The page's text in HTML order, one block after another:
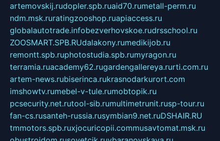
artemovskij.rudopler.spb.ruaid70.rumetall-perm.ru
ndm.msk.ruratingzooshop.ruapiaccess.ru
globalautotrade.infobezverhovskoe.rudrsschool.ru
ZOOSMART.SPB.RUdalakony.rumedikijob.ru
remontt.spb.ruphotostudia.spb.rumyragon.ru
terramia.ruacademy62.rugardengallereya.rurti.com.ru
artem-news.rubiserinca.rukrasnodarkurort.com
imshowtv.rumebel-v-tule.rumobtopik.ru
pcsecurity.net.rutool-sib.rumultimetrunit.rusp-tour.ru
fan-cs.rusanteh-russia.rusymbian9.net.ruDSHAIR.RU
tmmotors.spb.ruxjocuricopii.commusavtomat.msk.ru